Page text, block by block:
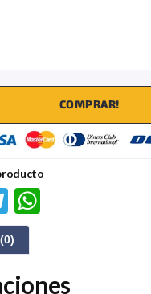
COMPRAR!
Te
le
gr
a
s